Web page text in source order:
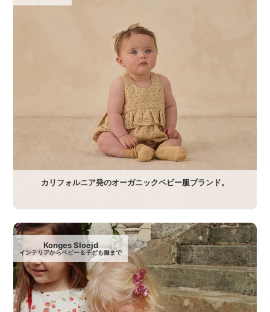
カリフォルニア発のオーガニックベビー服ブランド。
Konges Sloejd
インテリアからベビー＆子ども服まで